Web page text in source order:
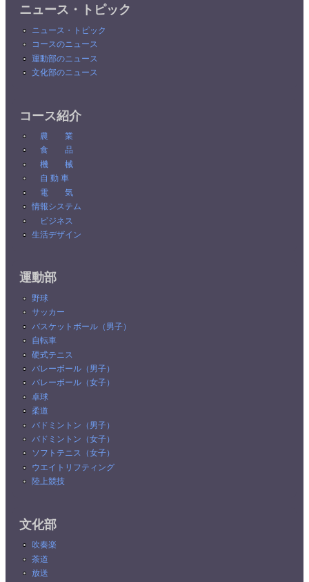
ニュース・トピック
ニュース・トピック
コースのニュース
運動部のニュース
文化部のニュース
コース紹介
農 業
食 品
機 械
自 動 車
電 気
情報システム
ビジネス
生活デザイン
運動部
野球
サッカー
バスケットボール（男子）
自転車
硬式テニス
バレーボール（男子）
バレーボール（女子）
卓球
柔道
バドミントン（男子）
バドミントン（女子）
ソフトテニス（女子）
ウエイトリフティング
陸上競技
文化部
吹奏楽
茶道
放送